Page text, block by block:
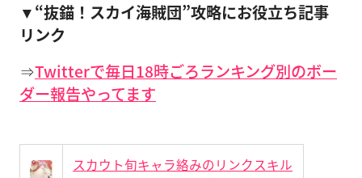
▼“抜錨！スカイ海賊団”攻略にお役立ち記事
リンク
⇒Twitterで毎日18時ごろランキング別のボー
ダー報告やってます
スカウト旬キャラ絡みのリンクスキル